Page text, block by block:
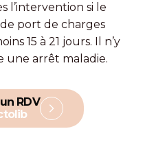
l’intervention si le
port de charges
15 à 21 jours. Il n’y
une arrêt maladie.
RDV